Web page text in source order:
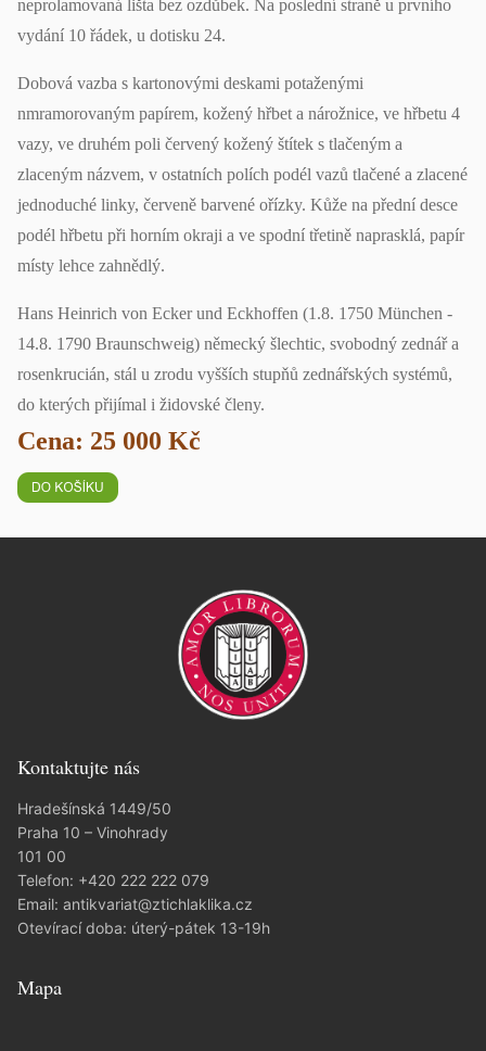
neprolamovaná lišta bez ozdůbek. Na poslední straně u prvního
vydání 10 řádek, u dotisku 24.
Dobová vazba s kartonovými deskami potaženými
nmramorovaným papírem, kožený hřbet a nárožnice, ve hřbetu 4
vazy, ve druhém poli červený kožený štítek s tlačeným a
zlaceným názvem, v ostatních polích podél vazů tlačené a zlacené
jednoduché linky, červeně barvené ořízky. Kůže na přední desce
podél hřbetu při horním okraji a ve spodní třetině naprasklá, papír
místy lehce zahnědlý.
Hans Heinrich von Ecker und Eckhoffen (1.8. 1750 München -
14.8. 1790 Braunschweig) německý šlechtic, svobodný zednář a
rosenkrucián, stál u zrodu vyšších stupňů zednářských systémů,
do kterých přijímal i židovské členy.
Cena: 25 000 Kč
Kontaktujte nás
Hradešínská 1449/50
Praha 10 – Vinohrady
101 00
Telefon: +420 222 222 079
Email: antikvariat@ztichlaklika.cz
Otevírací doba: úterý-pátek 13-19h
Mapa